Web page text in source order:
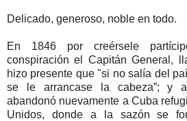
Delicado, generoso, noble en todo.
En 1846 por creérsele
conspiración el Capitán General,
hizo presente que "si no salía del
se le arrancase la cabeza”; y
abandonó nuevamente a Cuba
Unidos, donde a la sazón se